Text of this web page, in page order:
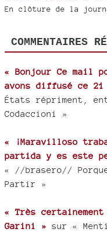
En clôture de la
COMMENTAIRES
« Bonjour Ce mail
avons diffusé ce
États répriment,
Codaccioni »
« ¡Maravilloso
partida y es este
« //brasero//
Partir »
« Très
Garini » sur «